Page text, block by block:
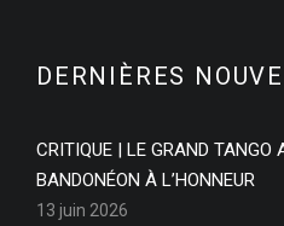
DERNIÈRES
CRITIQUE | LE GRAND
BANDONÉON À L’HONNEUR
13 juin 2026